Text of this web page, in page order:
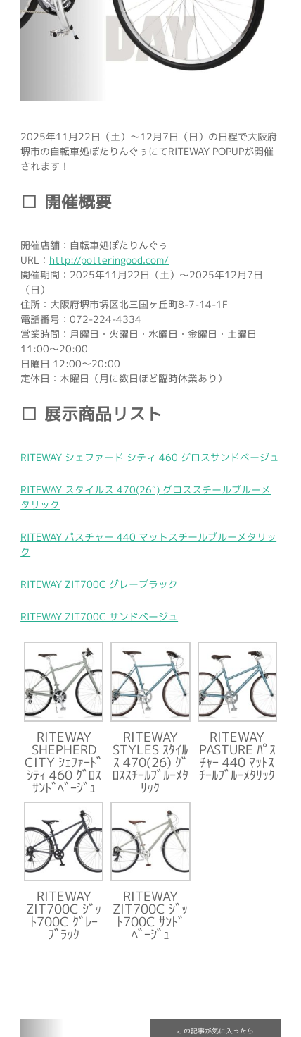
2025年11月22日（土）～12月7日（日）の日程で大阪府
堺市の自転車処ぽたりんぐぅにてRITEWAY POPUPが開催
されます！
開催概要
開催店舗： 自転車処ぽたりんぐぅ
URL： http://potteringood.com/
開催期間： 2025年11月22日（土）～2025年12月7日
（日）
住所：大阪府堺市堺区北三国ヶ丘町8-7-14-1F
電話番号：072-224-4334
営業時間：月曜日・火曜日・水曜日・金曜日・土曜日
11:00～20:00
日曜日 12:00～20:00
定休日：木曜日（月に数日ほど臨時休業あり）
展示商品リスト
RITEWAY シェファード シティ 460 グロスサンドベージュ
RITEWAY スタイルス 470(26″) グロススチールブルーメ
タリック
RITEWAY パスチャー 440 マットスチールブルーメタリッ
ク
RITEWAY ZIT700C グレーブラック
RITEWAY ZIT700C サンドベージュ
RITEWAY
SHEPHERD
CITY ｼｪﾌｧｰﾄﾞ
ｼﾃｨ 460 ｸﾞﾛｽ
ｻﾝﾄﾞﾍﾞｰｼﾞｭ
RITEWAY
STYLES ｽﾀｲﾙ
ｽ 470(26) ｸﾞ
ﾛｽｽﾁｰﾙﾌﾞﾙｰﾒﾀ
ﾘｯｸ
RITEWAY
PASTURE ﾊﾟｽ
ﾁｬｰ 440 ﾏｯﾄｽ
ﾁｰﾙﾌﾞﾙｰﾒﾀﾘｯｸ
RITEWAY
ZIT700C ｼﾞｯ
ﾄ700C ｸﾞﾚｰ
ﾌﾞﾗｯｸ
RITEWAY
ZIT700C ｼﾞｯ
ﾄ700C ｻﾝﾄﾞ
ﾍﾞｰｼﾞｭ
この記事が気に入ったら